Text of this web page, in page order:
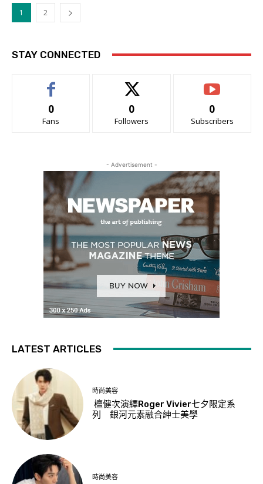
1 2
STAY CONNECTED
0
Fans
0
Followers
0
Subscribers
- Advertisement -
LATEST ARTICLES
時尚美容
檀健次演繹Roger Vivier七夕限定系
列 銀河元素融合紳士美學
時尚美容